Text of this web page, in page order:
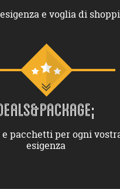
e voglia di
pacchetti per ogni
esigenza